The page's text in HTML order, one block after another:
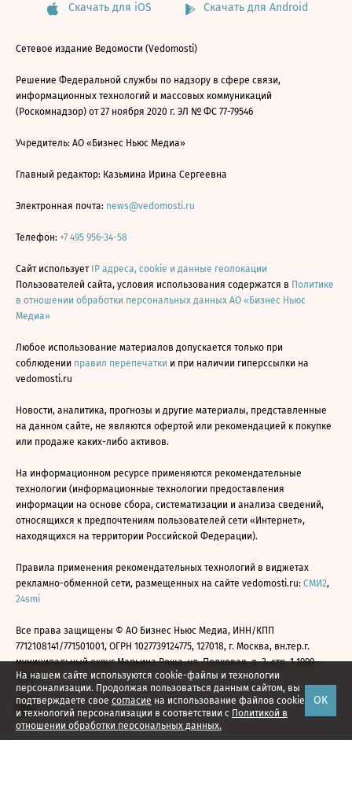
На нашем сайте используются cookie-файлы и технологии
персонализации. Продолжая пользоваться данным сайтом, вы
подтверждаете свое согласие на использование файлов cookie
и технологий персонализации в соответствии с Политикой в
отношении обработки персональных данных.
ОК
Скачать для iOS Скачать для Android
Сетевое издание Ведомости (Vedomosti)
Решение Федеральной службы по надзору в сфере связи,
информационных технологий и массовых коммуникаций
(Роскомнадзор) от 27 ноября 2020 г. ЭЛ № ФС 77-79546
Учредитель: АО «Бизнес Ньюс Медиа»
Главный редактор: Казьмина Ирина Сергеевна
Электронная почта: news@vedomosti.ru
Телефон: +7 495 956-34-58
Сайт использует IP адреса, cookie и данные геолокации
Пользователей сайта, условия использования содержатся в Политике
в отношении обработки персональных данных АО «Бизнес Ньюс
Медиа»
Любое использование материалов допускается только при
соблюдении правил перепечатки и при наличии гиперссылки на
vedomosti.ru
Новости, аналитика, прогнозы и другие материалы, представленные
на данном сайте, не являются офертой или рекомендацией к покупке
или продаже каких-либо активов.
На информационном ресурсе применяются рекомендательные
технологии (информационные технологии предоставления
информации на основе сбора, систематизации и анализа сведений,
относящихся к предпочтениям пользователей сети «Интернет»,
находящихся на территории Российской Федерации).
Правила применения рекомендательных технологий в виджетах
рекламно-обменной сети, размещенных на сайте vedomosti.ru: СМИ2,
24smi
Все права защищены © АО Бизнес Ньюс Медиа, ИНН/КПП
7712108141/771501001, ОГРН 1027739124775, 127018, г. Москва, вн.тер.г.
муниципальный округ Марьина Роща, ул. Полковая, д. 3, стр. 1 1999—
2026